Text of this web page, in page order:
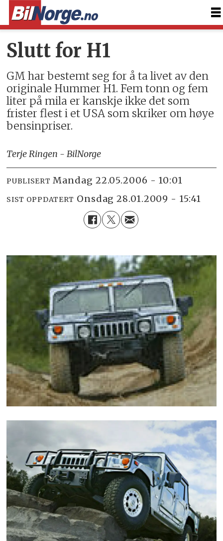
Slutt for H1
GM har bestemt seg for å ta livet av den
originale Hummer H1. Fem tonn og fem
liter på mila er kanskje ikke det som
frister flest i et USA som skriker om høye
bensinpriser.
Terje Ringen - BilNorge
PUBLISERT mandag 22.05.2006 - 10:01
SIST OPPDATERT onsdag 28.01.2009 - 15:41